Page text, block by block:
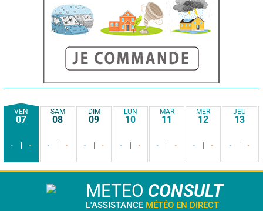
VEN
07
- -
SAM
08
- -
DIM
09
- -
LUN
10
- -
MAR
11
- -
MER
12
- -
JEU
13
- -
METEO CONSULT
L'ASSISTANCE MÉTÉO EN DIRECT